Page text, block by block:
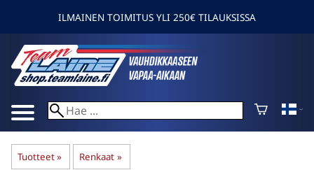
ILMAINEN TOIMITUS YLI 250€ TILAUKSISSA
Tuotteet‪» Renkaat ‪»